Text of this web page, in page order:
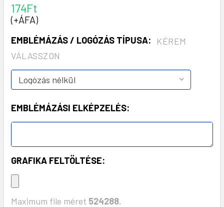
174Ft
(+ÁFA)
EMBLÉMÁZÁS / LOGÓZÁS TÍPUSA:
KÉREM
VÁLASSZON
EMBLÉMÁZÁSI ELKÉPZELÉS:
GRAFIKA FELTÖLTÉSE:
Maximum file méret 524288,